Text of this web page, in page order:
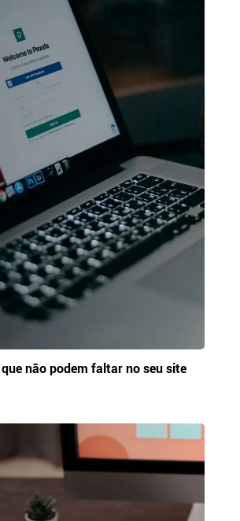
não podem faltar no seu site